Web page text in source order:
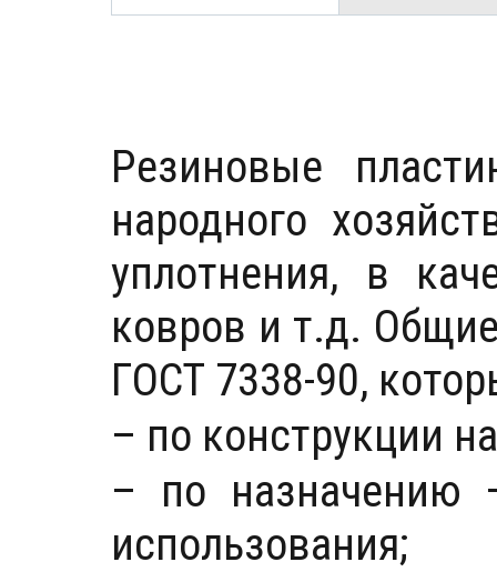
Резиновые
народного
уплотнения, в
ковров и т.д.
ГОСТ 7338-90,
– по конструкции
– по назначению
использования;